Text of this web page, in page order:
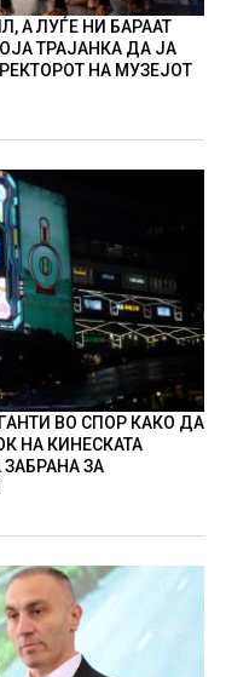
А ЛУЃЕ НИ БАРААТ
ТРАЈАНКА ДА ЈА
НА МУЗЕЈОТ
ВО СПОР КАКО ДА
НА КИНЕСКАТА
ЗА